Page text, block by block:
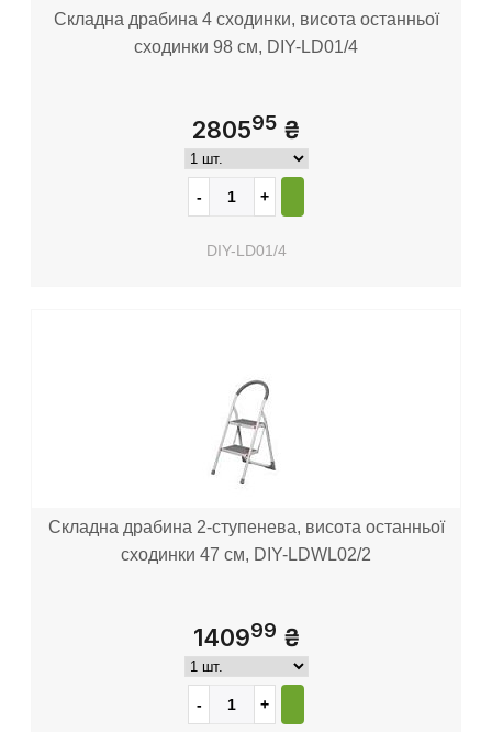
Складна драбина 4 сходинки, висота останньої
сходинки 98 см, DIY-LD01/4
280595 ₴
DIY-LD01/4
Складна драбина 2-ступенева, висота останньої
сходинки 47 см, DIY-LDWL02/2
140999 ₴